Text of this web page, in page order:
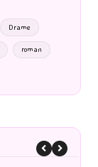
Drame
roman